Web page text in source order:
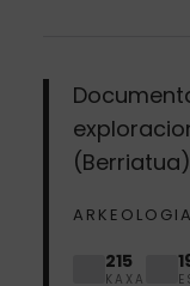
(Berriatua)
ARKEOLOGIA
215
KAXA